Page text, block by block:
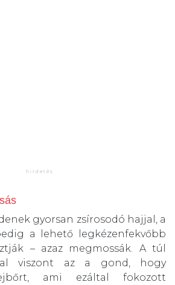
gyorsan zsírosodó hajjal, a
a lehető legkézenfekvőbb
– azaz megmossák. A túl
viszont az a gond, hogy
ami ezáltal fokozott